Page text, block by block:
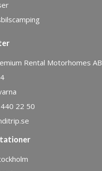
Rental Motorhomes AB
22 50